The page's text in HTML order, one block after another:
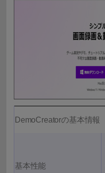
DemoCreatorの基本情報
基本性能